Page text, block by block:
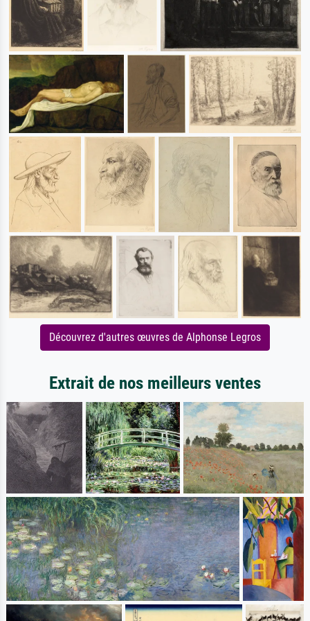
Découvrez d'autres œuvres de Alphonse Legros
Extrait de nos meilleurs ventes